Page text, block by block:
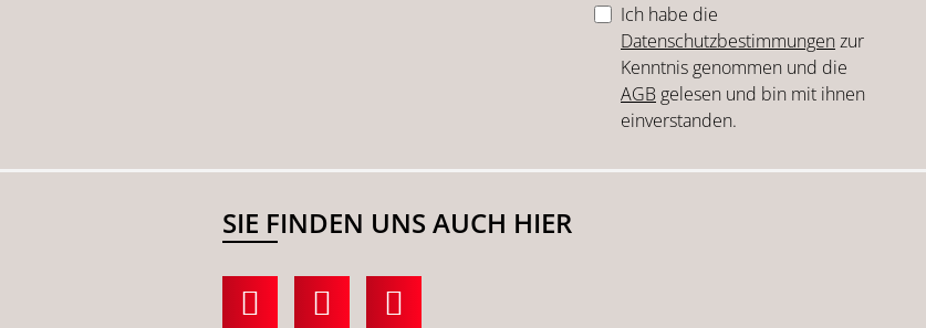
Ich habe die
Datenschutzbestimmungenzur
Kenntnis genommen und die
AGB gelesen und bin mit ihnen
einverstanden.
SIE FINDEN UNS AUCH HIER